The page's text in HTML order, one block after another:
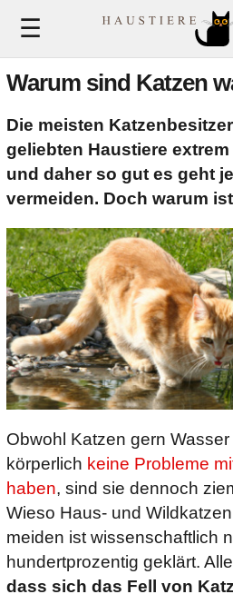
☰
Warum sind Katzen
Die meisten
geliebten Haustiere
und daher so gut es geht
vermeiden. Doch warum
Obwohl Katzen gern
körperlich keine Probleme
haben, sind sie dennoch
Wieso Haus- und
meiden ist wissenschaftlich
hundertprozentig geklärt.
dass sich das Fell von
Hunde
Vögel
Nagetiere
Fische
Reptilien